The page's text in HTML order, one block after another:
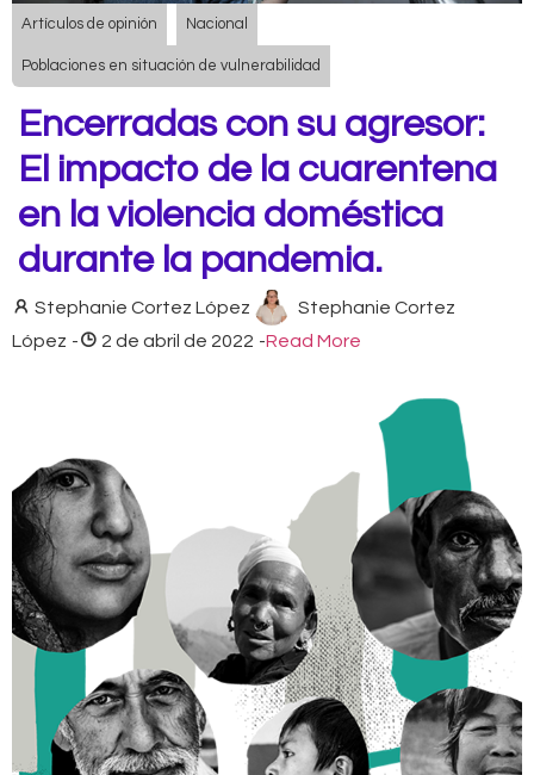
Artículos de opinión Nacional
Poblaciones en situación de vulnerabilidad
Encerradas con su agresor:
El impacto de la cuarentena
en la violencia doméstica
durante la pandemia.
Stephanie Cortez López
Stephanie Cortez
López - 2 de abril de 2022 -Read More